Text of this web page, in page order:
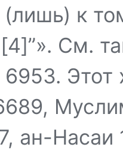
(лишь) к
См.
ан-